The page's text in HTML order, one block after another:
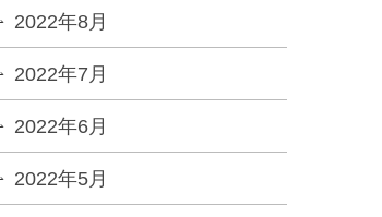
2022年8月
2022年7月
2022年6月
2022年5月